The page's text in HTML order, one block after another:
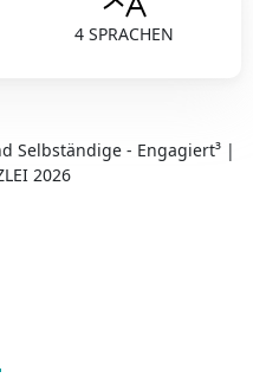
4 SPRACHEN
Selbständige - Engagiert³ |
2026